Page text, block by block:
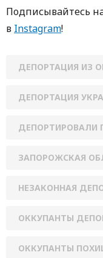
Пoдписывaйтесь
в Instagram!
ДЕПОРТАЦИЯ ИЗ
ДЕПОРТАЦИЯ
ДЕПОРТИРОВАЛИ
ЗАПОРОЖСКАЯ
НЕЗАКОННАЯ
ОККУПАНТЫ
ОККУПАНТЫ